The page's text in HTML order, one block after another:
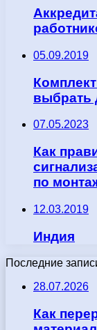
05.09.2019
выбрать
07.05.2023
Как
по
12.03.2019
Индия
Последние
28.07.2026
Как